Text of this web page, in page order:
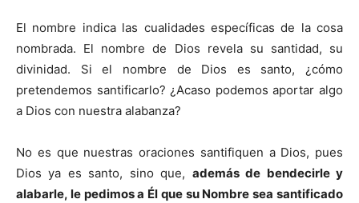
El nombre indica las cualidades específicas de la cosa
nombrada. El nombre de Dios revela su santidad, su
divinidad. Si el nombre de Dios es santo, ¿cómo
pretendemos santificarlo? ¿Acaso podemos aportar algo
a Dios con nuestra alabanza?
No es que nuestras oraciones santifiquen a Dios, pues
Dios ya es santo, sino que, además de bendecirle y
alabarle, le pedimos a Él que su Nombre sea santificado